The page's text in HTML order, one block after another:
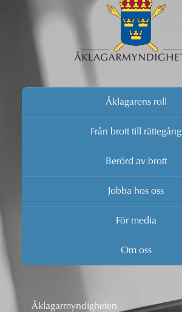
Åklagarens roll
Från brott till rättegång
Berörd av brott
Jobba hos oss
För media
Om oss
Åklagarmyndigheten